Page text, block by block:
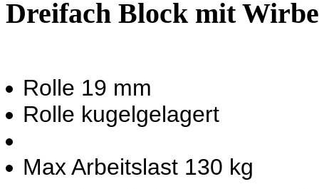
Dreifach Block mit
Rolle 19 mm
Rolle kugelgelagert
Max Arbeitslast 130 kg